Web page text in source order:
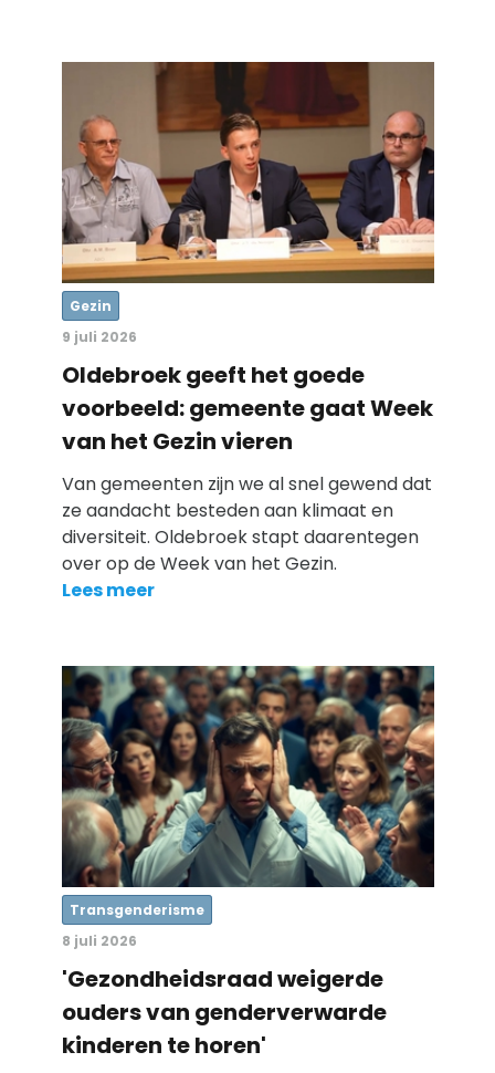
Gezin
9 juli 2026
Oldebroek geeft het goede
voorbeeld: gemeente gaat Week
van het Gezin vieren
Van gemeenten zijn we al snel gewend dat
ze aandacht besteden aan klimaat en
diversiteit. Oldebroek stapt daarentegen
over op de Week van het Gezin.
Lees meer
Transgenderisme
8 juli 2026
'Gezondheidsraad weigerde
ouders van genderverwarde
kinderen te horen'